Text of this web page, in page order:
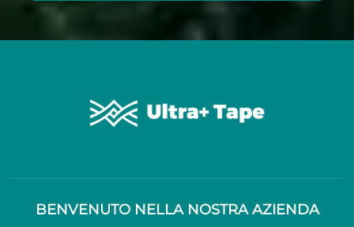
BENVENUTO NELLA NOSTRA AZIENDA